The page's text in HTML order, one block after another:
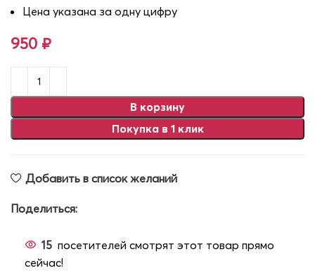
Цена указана за одну цифру
950 ₽
В корзину
Покупка в 1 клик
Добавить в список желаний
Поделиться:
15 посетителей смотрят этот товар прямо
сейчас!